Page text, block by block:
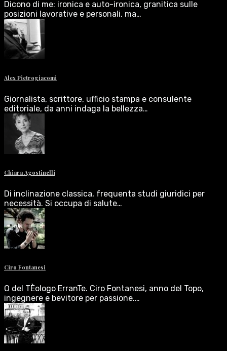
Dicono di me: ironica e auto-ironica, granitica sulle
posizioni lavorative e personali, ma…
Alex Pietrogiacomi
Giornalista, scrittore, ufficio stampa e consulente
editoriale, da anni indaga la bellezza…
Chiara Agostinelli
Di inclinazione classica, frequenta studi giuridici per
necessità. Si occupa di salute…
Ciro Fontanesi
O del TÈologo ErranTe. Ciro Fontanesi, anno del Topo,
ingegnere e bevitore per passione.…